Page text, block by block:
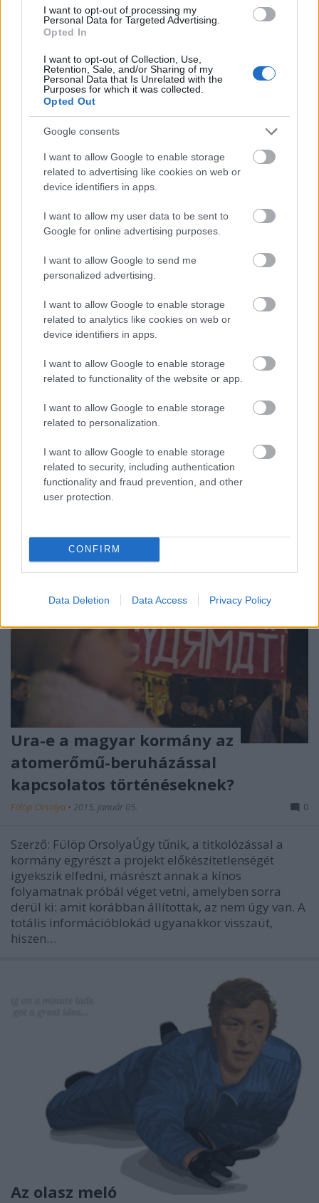
I want to opt-out of processing my
Personal Data for Targeted Advertising.
Opted In
I want to opt-out of Collection, Use,
Retention, Sale, and/or Sharing of my
Personal Data that Is Unrelated with the
Purposes for which it was collected.
Opted Out
Google consents
I want to allow Google to enable storage
related to advertising like cookies on web or
device identifiers in apps.
I want to allow my user data to be sent to
Google for online advertising purposes.
I want to allow Google to send me
personalized advertising.
I want to allow Google to enable storage
related to analytics like cookies on web or
device identifiers in apps.
I want to allow Google to enable storage
related to functionality of the website or app.
I want to allow Google to enable storage
related to personalization.
I want to allow Google to enable storage
related to security, including authentication
functionality and fraud prevention, and other
user protection.
CONFIRM
Data Deletion Data Access Privacy Policy
Hanyatlóban a nukleáris ipar
Magyar László Energiaklub
Egyre kevesebb a nukleáris befektetés az
energiapiacon, egyre kevésbé trendi az atomerőmű-
építés. Ez derült ki a legújabb, 2015-ös nukleáris
energiaipari jelentésből, melyben világhírű
a hanyatlás okait.
Magyarországon él? Akkor Önt
kizárták a Paks II környezeti
hatásait vizsgáló eljárásból.
Szerző: Fülöp OrsolyaAz MVM Paks II. Zrt. és az
szomszédos kistelepülés lakosait érinthetik az új
atomerőművi blokkok felépítésének és
üzemeltetésének környezeti hatásai. Így
Magyarország közel 10 millió lakosából mindössze
24 ezren tehetnek észrevételeket…
Ura-e a magyar kormány az
atomerőmű-beruházással
kapcsolatos történéseknek?
Fülöp Orsolya • 2015. január 05. 0
Szerző: Fülöp OrsolyaÚgy tűnik, a titkolózással a
kormány egyrészt a projekt előkészítetlenségét
igyekszik elfedni, másrészt annak a kínos
folyamatnak próbál véget vetni, amelyben sorra
derül ki: amit korábban állítottak, az nem úgy van. A
totális információblokád ugyanakkor visszaüt,
hiszen…
Az olasz meló